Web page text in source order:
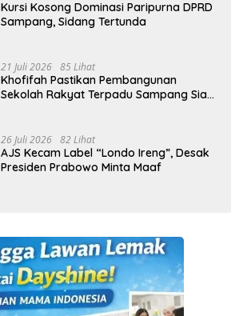
Kursi Kosong Dominasi Paripurna DPRD
Sampang, Sidang Tertunda
21 Juli 2026 85 Lihat
Khofifah Pastikan Pembangunan
Sekolah Rakyat Terpadu Sampang Siap
26 Juli 2026 82 Lihat
AJS Kecam Label “Londo Ireng”, Desak
Presiden Prabowo Minta Maaf